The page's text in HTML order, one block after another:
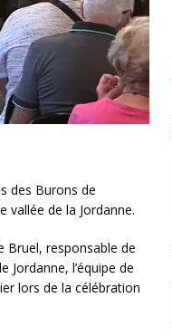
des Burons de
vallée de la Jordanne.
Bruel, responsable de
Jordanne, l’équipe de
lors de la célébration